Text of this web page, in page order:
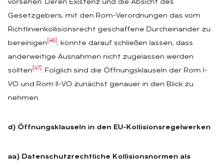
vorsehen. Deren Existenz und die Absicht des
Gesetzgebers, mit den Rom-Verordnungen das vom
Richtlinienkollisionsrecht geschaffene Durcheinander zu
bereinigen [46] , könnte darauf schließen lassen, dass
anderweitige Ausnahmen nicht zugelassen werden
sollten [47] . Folglich sind die Öffnungsklauseln der Rom I-
VO und Rom II-VO zunächst genauer in den Blick zu
nehmen.
d) Öffnungsklauseln in den EU-Kollisionsregelwerken
aa) Datenschutzrechtliche Kollisionsnormen als